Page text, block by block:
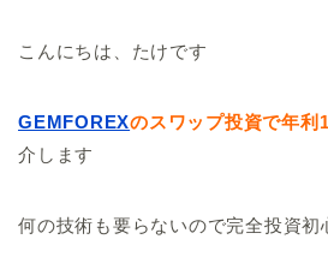
こんにちは、たけです
GEMFOREXのス ワップ投資で年利
介します
何の技術も要らないので完全投資初